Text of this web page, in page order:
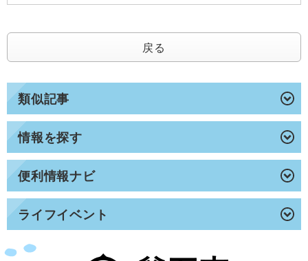
類似記事
情報を探す
便利情報ナビ
ライフイベント
戻る